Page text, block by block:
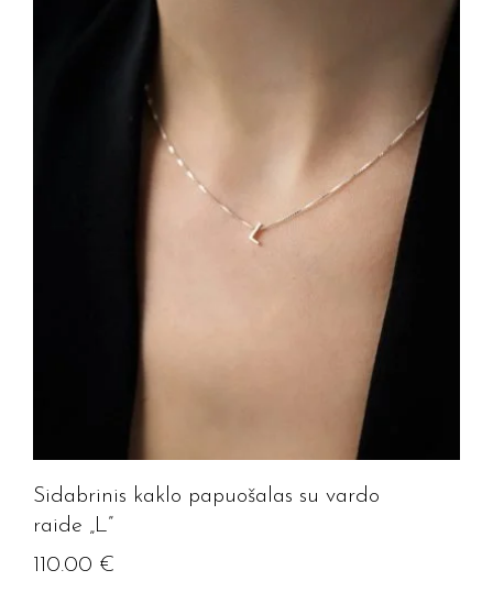
Sidabrinis kaklo papuošalas su vardo
raide „L”
110.00 €